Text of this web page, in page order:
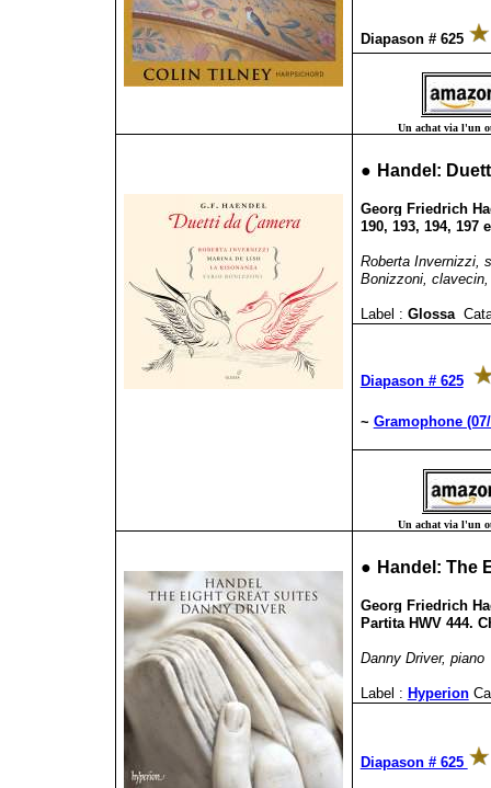
Diapason # 625
Un achat via l'un
● Handel:
Georg Friedrich
190, 193, 194, 197
Roberta Invernizzi,
Bonizzoni,
Label : Glossa
Diapason # 625
~ Gramophone
Un achat via l'un
● Handel: The
Georg Friedrich
Partita HWV 444.
Danny Driver, piano
Label : Hyperion
Diapason # 625